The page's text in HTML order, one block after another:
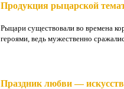
Продукция рыцарской
Рыцари существовали во времена
героями, ведь мужественно
Праздник любви —